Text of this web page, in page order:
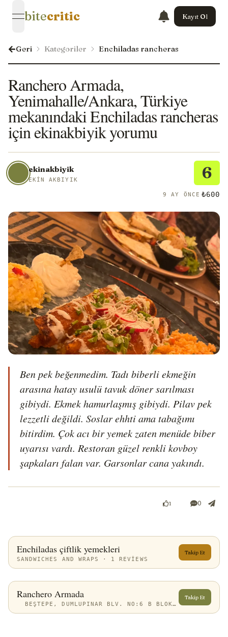
open navigation menu
bitecritic Kayıt Ol
Geri Kategoriler Enchiladas rancheras
Ranchero Armada,
Yenimahalle/Ankara, Türkiye
mekanındaki Enchiladas rancheras
için ekinakbiyik yorumu
ekinakbiyik
EKIN AKBIYIK 6
9 AY ÖNCE ₺600
Ben pek beğenmedim. Tadı biberli ekmeğin
arasına hatay usulü tavuk döner sarılması
gibiydi. Ekmek hamurlaşmış gibiydi. Pilav pek
lezzetli değildi. Soslar ehhti ama tabağımı
bitirdim. Çok acı bir yemek zaten menüde biber
uyarısı vardı. Restoran güzel renkli kovboy
şapkaları falan var. Garsonlar cana yakındı.
1 0
Enchiladas çiftlik yemekleri
SANDWICHES AND WRAPS · 1 REVIEWS
Takip Et
Ranchero Armada
BEŞTEPE, DUMLUPINAR BLV. NO:6 B BLOK 2A, 06560 YENIMAHALLE/ANKARA, TÜRKIYE
Takip Et